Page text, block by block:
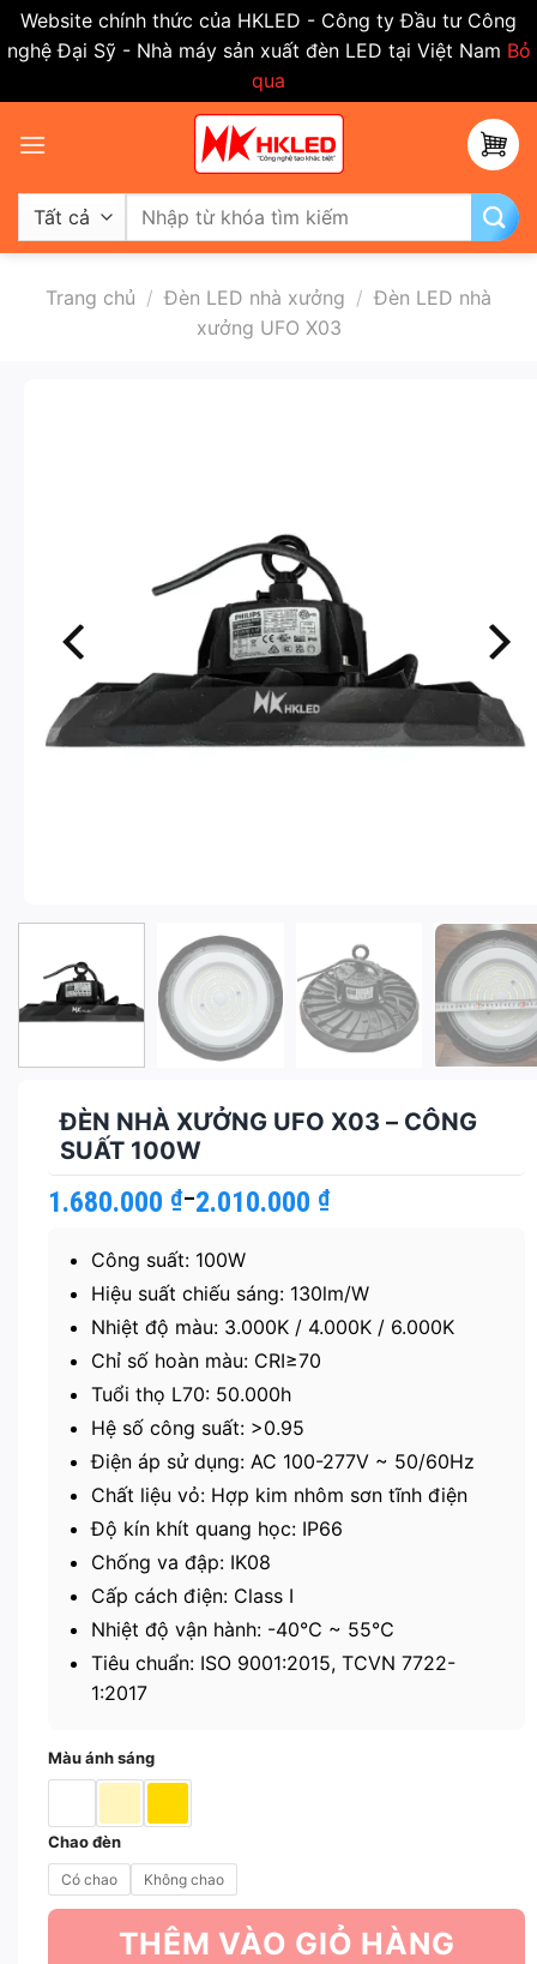
Website chính thức của HKLED - Công ty Đầu tư Công
nghệ Đại Sỹ - Nhà máy sản xuất đèn LED tại Việt Nam Bỏ
qua
qua
dung
Tìm
kiếm:
Trang chủ / Đèn LED nhà xưởng / Đèn LED nhà
xưởng UFO X03
ĐÈN NHÀ XƯỞNG UFO X03 – CÔNG
SUẤT 100W
1.680.000 ₫–2.010.000 ₫
Khoảng
giá:
1.680.000 ₫
2.010.000 ₫
Công suất: 100W
Hiệu suất chiếu sáng: 130lm/W
Nhiệt độ màu: 3.000K / 4.000K / 6.000K
Chỉ số hoàn màu: CRI≥70
Tuổi thọ L70: 50.000h
Hệ số công suất: >0.95
Điện áp sử dụng: AC 100-277V ~ 50/60Hz
Chất liệu vỏ: Hợp kim nhôm sơn tĩnh điện
Độ kín khít quang học: IP66
Chống va đập: IK08
Cấp cách điện: Class I
Nhiệt độ vận hành: -40℃ ~ 55℃
Tiêu chuẩn: ISO 9001:2015, TCVN 7722-
1:2017
Màu ánh sáng
Chao đèn
Có chao Không chao
THÊM VÀO GIỎ HÀNG